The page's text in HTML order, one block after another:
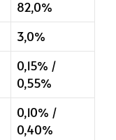
82,0%
3,0%
0,15% /
0,55%
0,10% /
0,40%